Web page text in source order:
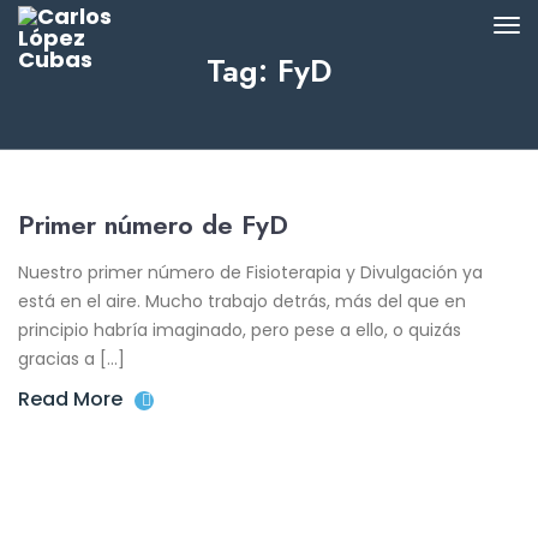
Tag: FyD
Primer número de FyD
Nuestro primer número de Fisioterapia y Divulgación ya
está en el aire. Mucho trabajo detrás, más del que en
principio habría imaginado, pero pese a ello, o quizás
gracias a […]
Read More